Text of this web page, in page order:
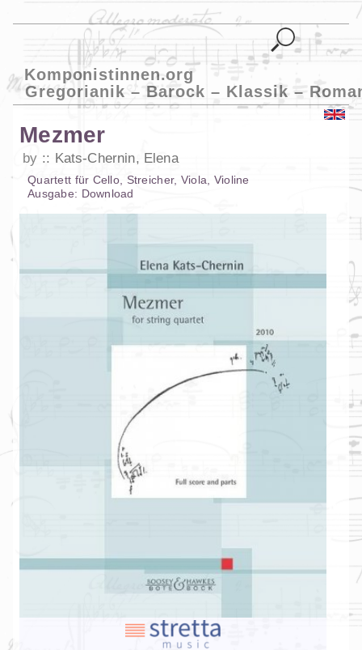
Komponistinnen.org
Gregorianik – Barock – Klassik –
Mezmer
by Kats-Chernin, Elena
Quartett für Cello Streicher, Viola
Violine
Ausgabe: Download